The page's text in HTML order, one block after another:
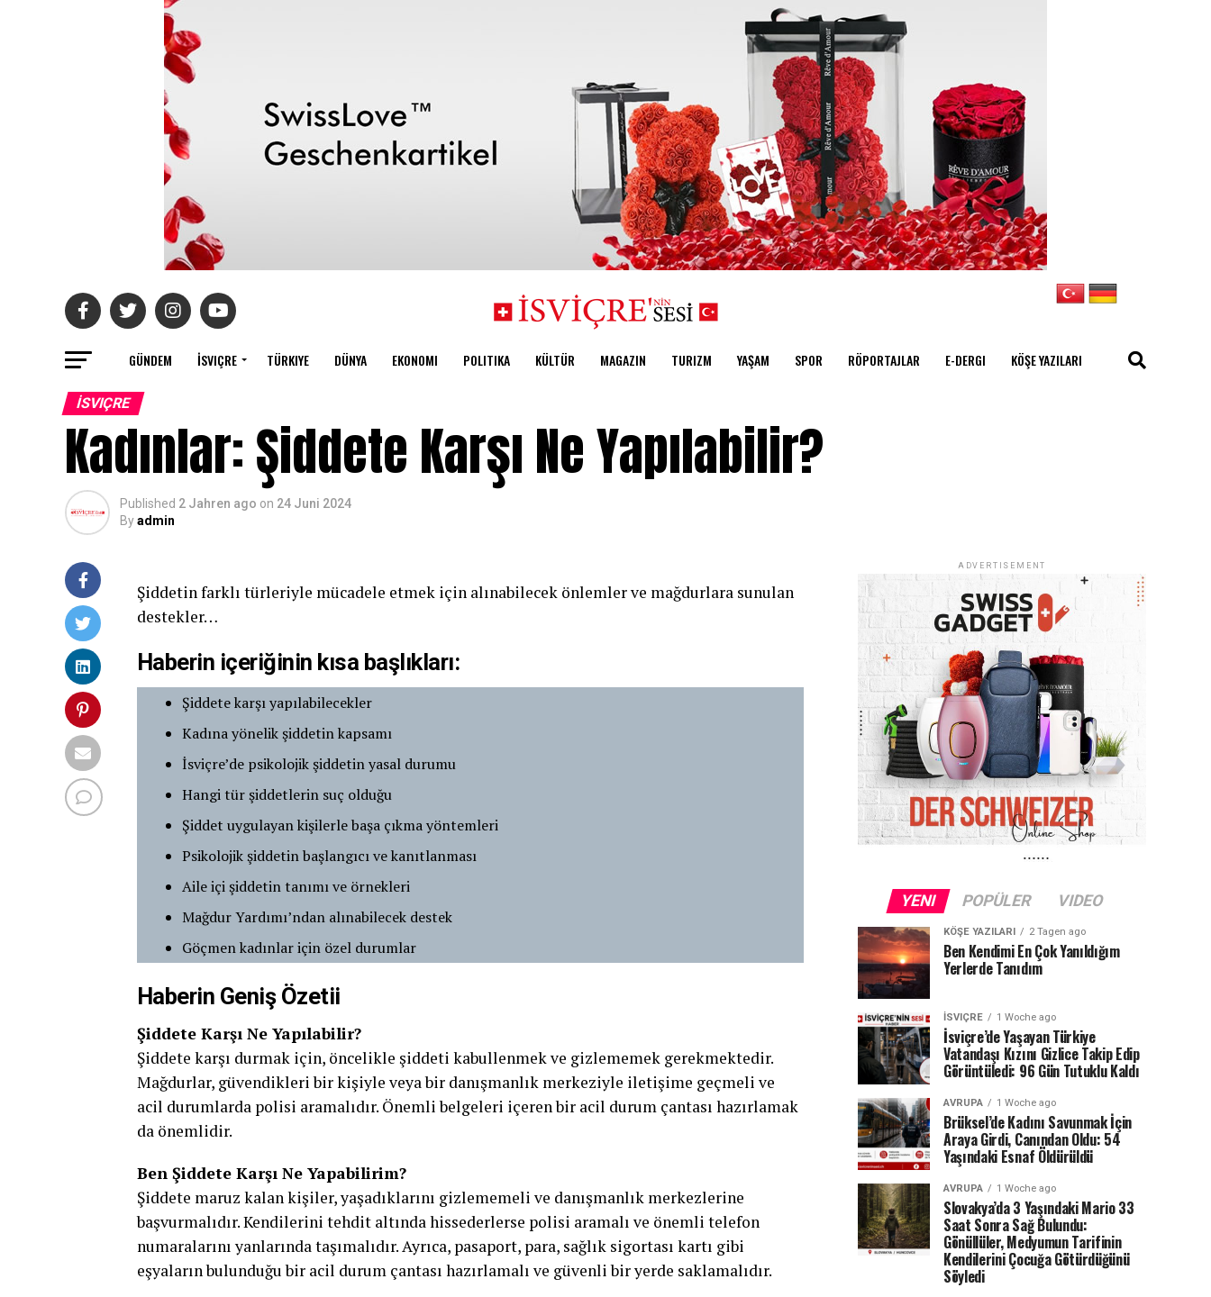
GÜNDEM İSVIÇRE TÜRKIYE DÜNYA EKONOMI POLITIKA KÜLTÜR MAGAZIN TURIZM YAŞAM SPOR RÖPORTAJLAR E-DERGI KÖŞE YAZILARI
İSVIÇRE
Kadınlar: Şiddete Karşı Ne Yapılabilir?
Published 2 Jahren ago on 24 Juni 2024
Byadmin
Şiddetin farklı türleriyle mücadele etmek için alınabilecek önlemler ve mağdurlara sunulan
destekler…
Haberin içeriğinin kısa başlıkları:
Şiddete karşı yapılabilecekler
Kadına yönelik şiddetin kapsamı
İsviçre’de psikolojik şiddetin yasal durumu
Hangi tür şiddetlerin suç olduğu
Şiddet uygulayan kişilerle başa çıkma yöntemleri
Psikolojik şiddetin başlangıcı ve kanıtlanması
Aile içi şiddetin tanımı ve örnekleri
Mağdur Yardımı’ndan alınabilecek destek
Göçmen kadınlar için özel durumlar
Haberin Geniş Özetii
Şiddete Karşı Ne Yapılabilir?
Şiddete karşı durmak için, öncelikle şiddeti kabullenmek ve gizlememek gerekmektedir.
Mağdurlar, güvendikleri bir kişiyle veya bir danışmanlık merkeziyle iletişime geçmeli ve
acil durumlarda polisi aramalıdır. Önemli belgeleri içeren bir acil durum çantası hazırlamak
da önemlidir.
Ben Şiddete Karşı Ne Yapabilirim?
Şiddete maruz kalan kişiler, yaşadıklarını gizlememeli ve danışmanlık merkezlerine
başvurmalıdır. Kendilerini tehdit altında hissederlerse polisi aramalı ve önemli telefon
numaralarını yanlarında taşımalıdır. Ayrıca, pasaport, para, sağlık sigortası kartı gibi
eşyaların bulunduğu bir acil durum çantası hazırlamalı ve güvenli bir yerde saklamalıdır.
ADVERTISEMENT
YENI POPÜLER VIDEO
KÖŞE YAZILARI 2 Tagen ago
Ben Kendimi En Çok Yanıldığım
Yerlerde Tanıdım
İSVIÇRE 1 Woche ago
İsviçre’de Yaşayan Türkiye
Vatandaşı Kızını Gizlice Takip Edip
Görüntüledi: 96 Gün Tutuklu Kaldı
AVRUPA 1 Woche ago
Brüksel’de Kadını Savunmak İçin
Araya Girdi, Canından Oldu: 54
Yaşındaki Esnaf Öldürüldü
AVRUPA 1 Woche ago
Slovakya’da 3 Yaşındaki Mario 33
Saat Sonra Sağ Bulundu:
Gönüllüler, Medyumun Tarifinin
Kendilerini Çocuğa Götürdüğünü
Söyledi